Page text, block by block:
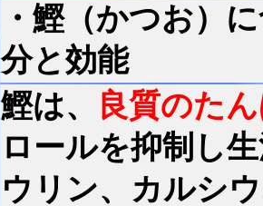
・鰹（かつお）
分と効能
鰹は、
良質のた
ロールを抑制し
ウリン、カルシ